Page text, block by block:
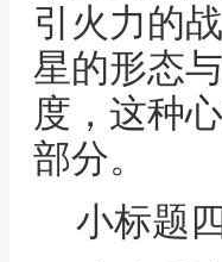
引火力的
星的形态
度，这种
部分。
小标题